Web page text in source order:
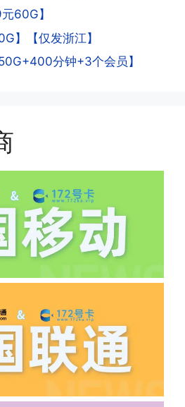
是首月免费，联通是按
，移动是全月全价扣
、违章单停、未再专属渠
是不能正常返费的并且
。
么还没有到?
否按照宣传图所正常参
次是否状态是否一直保持
是否是已过返费时间，
址怎么写容易通过审核?
字。详细地址不要写带有
比如你的地址:上海市
程是本人使用这张卡的
在使用。具体可以网上
行动。
60G】
】【仅发浙江】
分钟+3个会员】